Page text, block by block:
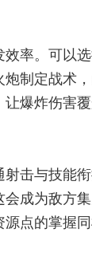
率。可以
制定战术
爆炸伤害覆
击与技能
成为敌方
点的掌握